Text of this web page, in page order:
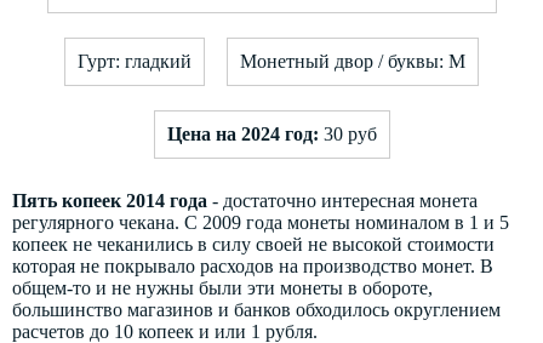
Гурт: гладкий Монетный двор / буквы: М
Цена на 2024 год: 30 руб
Пять копеек 2014 года - достаточно интересная монета
регулярного чекана. С 2009 года монеты номиналом в 1 и 5
копеек не чеканились в силу своей не высокой стоимости
которая не покрывало расходов на производство монет. В
общем-то и не нужны были эти монеты в обороте,
большинство магазинов и банков обходилось округлением
расчетов до 10 копеек и или 1 рубля.